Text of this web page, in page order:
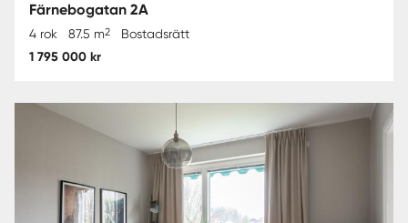
Färnebogatan 2A
4 rok 87.5 m2 Bostadsrätt
1 795 000 kr